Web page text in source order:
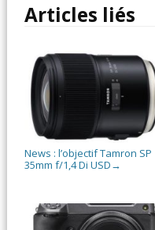
Articles liés
News : l’objectif Tamron SP
35mm f/1,4 Di USD →